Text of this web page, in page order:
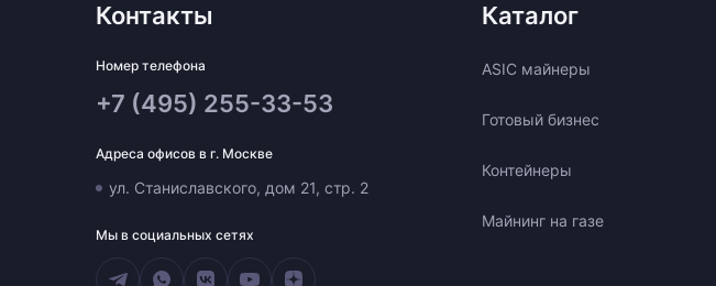
Контакты
Номер телефона
+7 (495) 255-33-53
Адреса офисов в г. Москве
ул. Станиславского, дом 21, стр. 2
Мы в социальных сетях
Каталог
ASIC майнеры
Готовый бизнес
Контейнеры
Майнинг на газе